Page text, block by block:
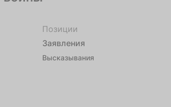
Позиции
Заявления
Высказывания